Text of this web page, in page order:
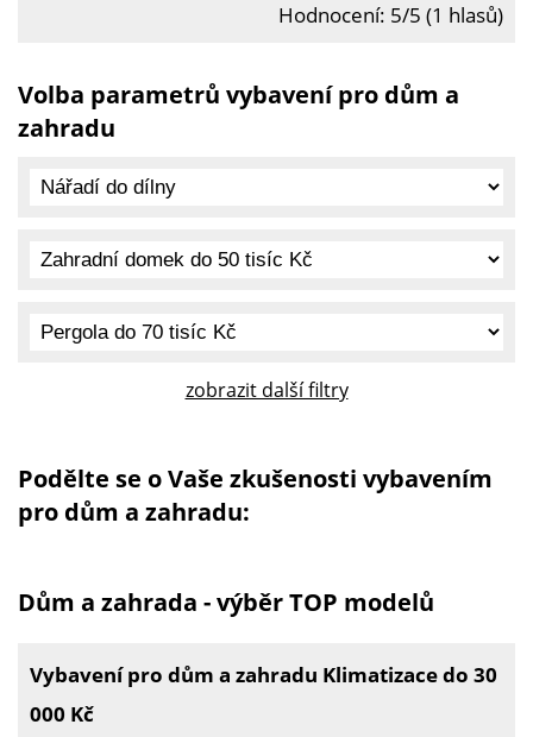
Hodnocení: 5/5 (1 hlasů)
Volba parametrů vybavení pro dům a
zahradu
zobrazit další filtry
Podělte se o Vaše zkušenosti vybavením
pro dům a zahradu:
Dům a zahrada - výběr TOP modelů
Vybavení pro dům a zahradu Klimatizace do 30
000 Kč